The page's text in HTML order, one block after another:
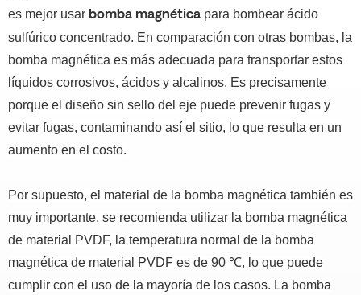
es mejor usar bomba magnética para bombear ácido
sulfúrico concentrado. En comparación con otras bombas, la
bomba magnética es más adecuada para transportar estos
líquidos corrosivos, ácidos y alcalinos. Es precisamente
porque el diseño sin sello del eje puede prevenir fugas y
evitar fugas, contaminando así el sitio, lo que resulta en un
aumento en el costo.
Por supuesto, el material de la bomba magnética también es
muy importante, se recomienda utilizar la bomba magnética
de material PVDF, la temperatura normal de la bomba
magnética de material PVDF es de 90 ℃, lo que puede
cumplir con el uso de la mayoría de los casos. La bomba